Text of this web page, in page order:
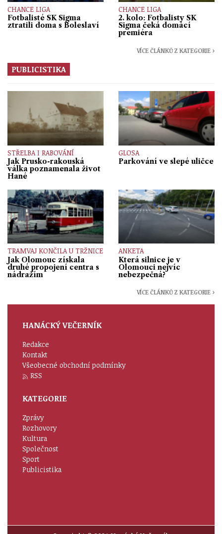
CHANCE LIGA
Fotbalisté SK Sigma
ztratili doma s Boleslaví
CHANCE LIGA
2. kolo: Fotbalisty SK
Sigma čeká domácí
premiéra
VÍCE ČLÁNKŮ Z KATEGORIE ›
PUBLICISTIKA
STŘELBA I RABOVÁNÍ
Jak Prusko-rakouská
válka poznamenala život
Hané
GLOSA
Parkování ve slepé uličce
TRAMVAJ KONČILA U TRŽNICE
Jak Olomouc získala
druhé propojení centra s
nádražím
ANKETA
Která silnice je v
Olomouci nejvíc
nebezpečná?
VÍCE ČLÁNKŮ Z KATEGORIE ›
HANÁCKÝ VEČERNÍK
Redakce
Kontakt
Všeobecné obchodní podmínky
RSS
KATEGORIE
Zprávy
Rozhovory
Kultura
Společnost
Sport
Publicistika